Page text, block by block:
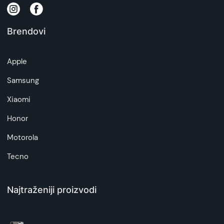
Brendovi
Apple
Samsung
Xiaomi
Honor
Motorola
Tecno
Najtraženiji proizvodi